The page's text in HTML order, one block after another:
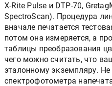
X-Rite Pulse и DTP-70,
SpectroScan). Процедура
вначале печатается
потом она измеряется, а
таблицы преобразования
чего можно считать, что
эталонному экземпляру.
спектрофотометра